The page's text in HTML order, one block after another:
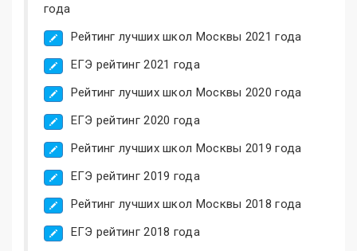
года
Рейтинг лучших школ Москвы 2021 года
ЕГЭ рейтинг 2021 года
Рейтинг лучших школ Москвы 2020 года
ЕГЭ рейтинг 2020 года
Рейтинг лучших школ Москвы 2019 года
ЕГЭ рейтинг 2019 года
Рейтинг лучших школ Москвы 2018 года
ЕГЭ рейтинг 2018 года